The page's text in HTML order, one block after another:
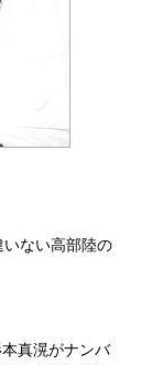
いない高部陸の
真滉がナンバ